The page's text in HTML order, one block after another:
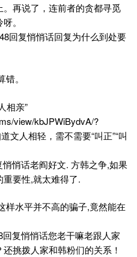
再说了，连前者的贪都寻觅
。
回复悄悄话回复为什么到处要
。
相亲”
view/kbJPWiBydvA/?
文人相轻，需不需要“叫正”“叫
悄话老阎好文. 方韩之争,如果
要性,就太难得了.
样水平并不高的骗子,竟然能在
复悄悄话您老干嘛老跟人家
挑拨人家和韩粉们的关系！